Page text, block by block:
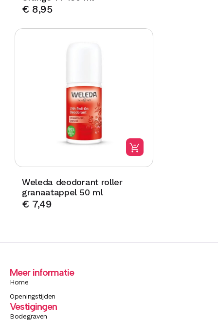
€8,95
Weleda deodorant roller
granaatappel 50 ml
€7,49
Meer informatie
Home
Openingstijden
Vestigingen
Bodegraven